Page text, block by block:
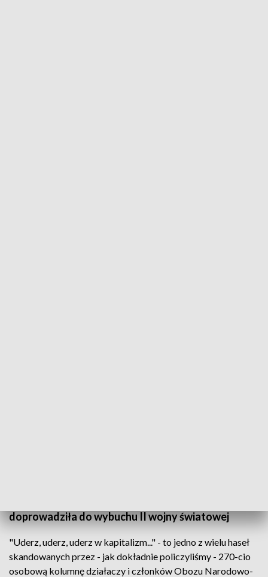
doprowadziła do wybuchu II wojny światowej
"Uderz, uderz, uderz w kapitalizm..." - to jedno z wielu haseł
skandowanych przez - jak dokładnie policzyliśmy - 270-cio
osobową kolumnę działaczy i członków Obozu Narodowo-